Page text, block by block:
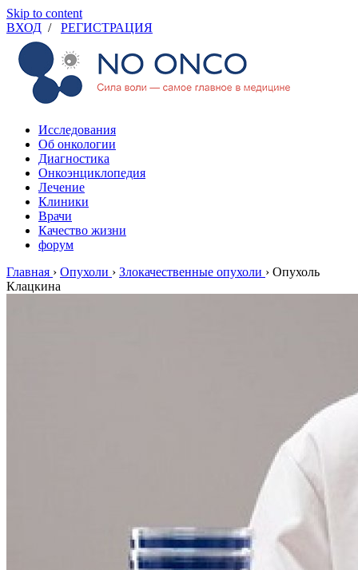
Skip to content
ВХОД / РЕГИСТРАЦИЯ
Исследования
Об онкологии
Диагностика
Онкоэнциклопедия
Лечение
Клиники
Врачи
Качество жизни
форум
Главная › Опухоли › Злокачественные опухоли › Опухоль
Клацкина